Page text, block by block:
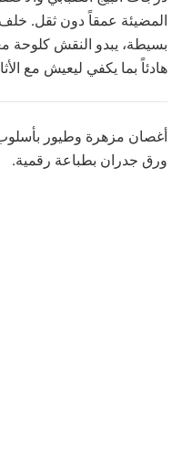
المضيئة عمقاً دون ثقل.
بسيطة، يبدو النقش كلوحة
هادئاً بما يكفي ليعيش مع
أغصان مزهرة وطيور
ورق جدران بطباعة رقمية.